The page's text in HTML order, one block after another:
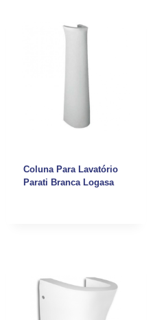
Coluna Para Lavatório
Parati Branca Logasa